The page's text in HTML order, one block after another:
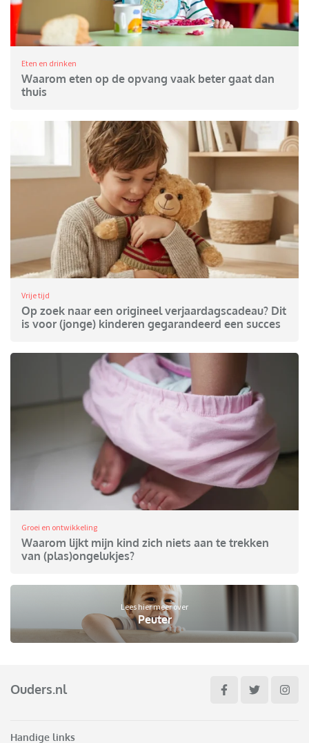
Eten en drinken
Waarom eten op de opvang vaak beter gaat dan
thuis
Vrije tijd
Op zoek naar een origineel verjaardagscadeau? Dit
is voor (jonge) kinderen gegarandeerd een succes
Groei en ontwikkeling
Waarom lijkt mijn kind zich niets aan te trekken
van (plas)ongelukjes?
Lees hier meer over
Peuter
Ouders.nl
Handige links